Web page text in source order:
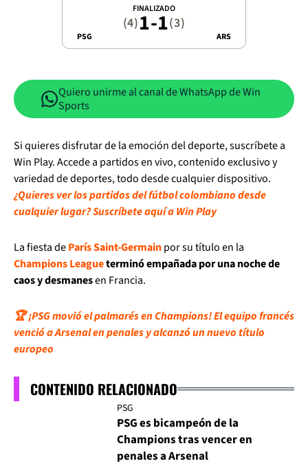
PSG
FINALIZADO
(4)1-1(3)
ARS
Quiero unirme al canal de WhatsApp de Win
Sports
Si quieres disfrutar de la emoción del deporte, suscríbete a
Win Play. Accede a partidos en vivo, contenido exclusivo y
variedad de deportes, todo desde cualquier dispositivo.
¿Quieres ver los partidos del fútbol colombiano desde
cualquier lugar? Suscríbete aquí a Win Play
La fiesta deParís Saint-Germainpor su título en la
Champions Leagueterminó empañada por una noche de
caos y desmanesen Francia.
🏆 ¡PSG movió el palmarés en Champions! El equipo francés
venció a Arsenal en penales y alcanzó un nuevo título
europeo
CONTENIDO RELACIONADO
PSG
PSG es bicampeón de la
Champions tras vencer en
penales a Arsenal